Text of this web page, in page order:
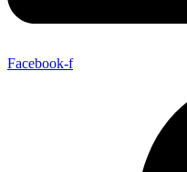
Facebook-f